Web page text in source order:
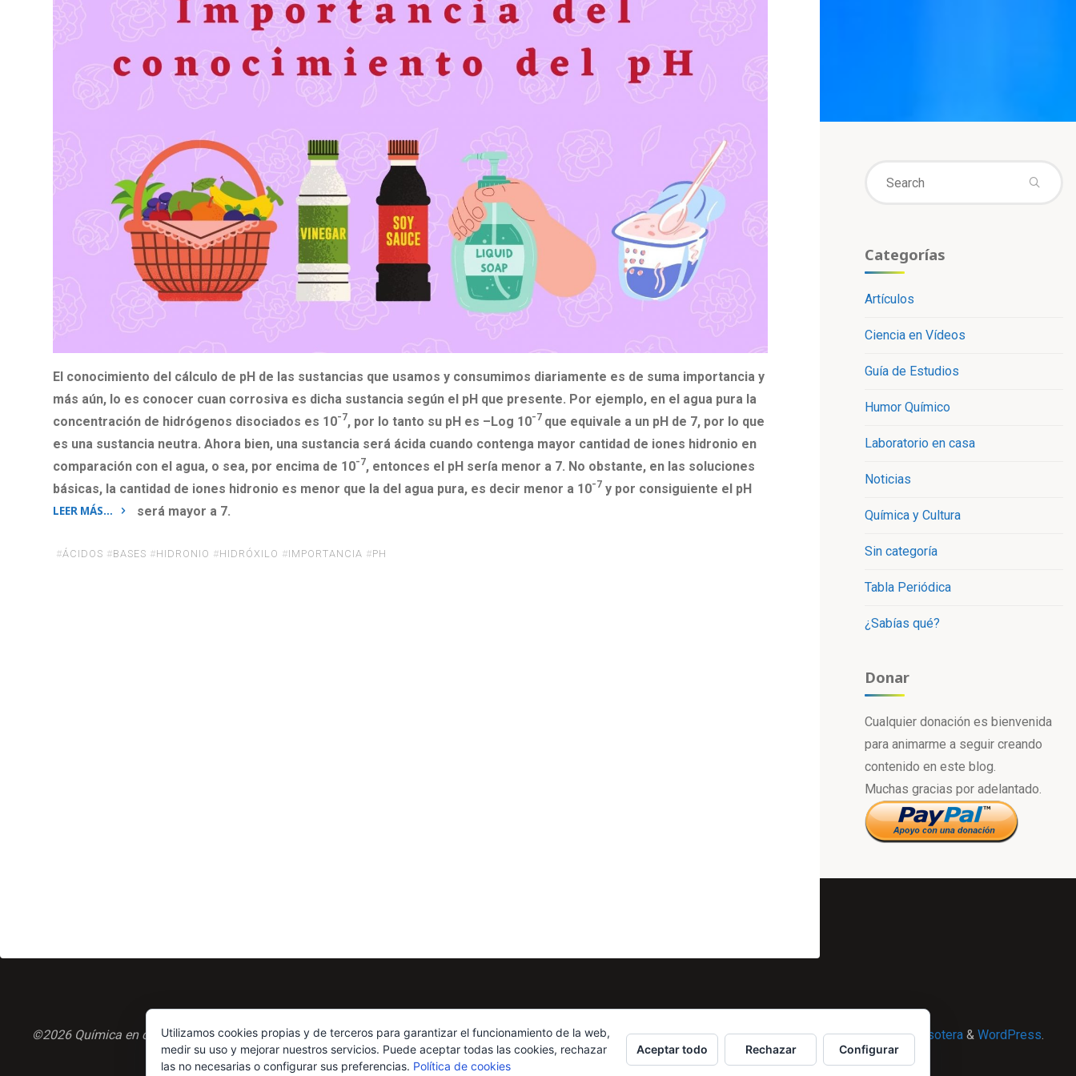
El conocimiento del cálculo de pH de las sustancias que usamos y consumimos diariamente es de suma importancia y
más aún, lo es conocer cuan corrosiva es dicha sustancia según el pH que presente. Por ejemplo, en el agua pura la
concentración de hidrógenos disociados es 10-7, por lo tanto su pH es –Log 10-7 que equivale a un pH de 7, por lo que
es una sustancia neutra. Ahora bien, una sustancia será ácida cuando contenga mayor cantidad de iones hidronio en
comparación con el agua, o sea, por encima de 10-7, entonces el pH sería menor a 7. No obstante, en las soluciones
básicas, la cantidad de iones hidronio es menor que la del agua pura, es decir menor a 10-7 y por consiguiente el pH
será mayor a 7.
LEER MÁS…
del
#ÁCIDOS #BASES #HIDRONIO #HIDRÓXILO #IMPORTANCIA #PH
Categorías
Artículos
Ciencia en Vídeos
Guía de Estudios
Humor Químico
Laboratorio en casa
Noticias
Química y Cultura
Sin categoría
Tabla Periódica
¿Sabías qué?
Donar
Cualquier donación es bienvenida
para animarme a seguir creando
contenido en este blog.
Muchas gracias por adelantado.
Powered by Esotera & WordPress.
©2026 Química en casa.comUtilizamos cookies propias y de terceros para garantizar el funcionamiento de la web,
medir su uso y mejorar nuestros servicios. Puede aceptar todas las cookies, rechazar
las no necesarias o configurar sus preferencias. Política de cookies
Aceptar todo Rechazar Configurar